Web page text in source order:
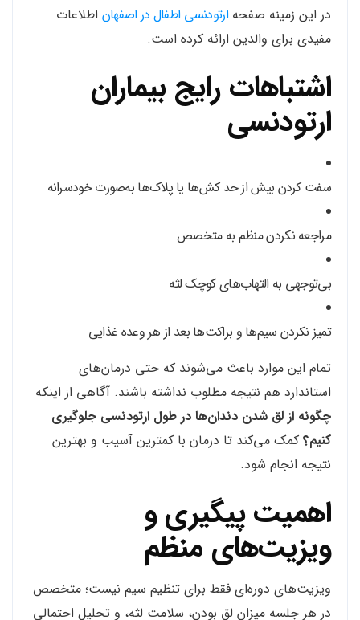
در این زمینه صفحهارتودنسی اطفال در اصفهان اطلاعات
مفیدی برای والدین ارائه کرده است.
اشتباهات رایج بیماران
ارتودنسی
سفت کردن بیش از حد کش‌ها یا پلاک‌ها به‌صورت خودسرانه
مراجعه نکردن منظم به متخصص
بی‌توجهی به التهاب‌های کوچک لثه
تمیز نکردن سیم‌ها و براکت‌ها بعد از هر وعده غذایی
تمام این موارد باعث می‌شوند که حتی درمان‌های
استاندارد هم نتیجه مطلوب نداشته باشند. آگاهی از اینکه
چگونه از لق شدن دندان‌ها در طول ارتودنسی جلوگیری
کنیم؟ کمک می‌کند تا درمان با کمترین آسیب و بهترین
نتیجه انجام شود.
اهمیت پیگیری و
ویزیت‌های منظم
ویزیت‌های دوره‌ای فقط برای تنظیم سیم نیست؛ متخصص
در هر جلسه میزان لق بودن، سلامت لثه، و تحلیل احتمالی